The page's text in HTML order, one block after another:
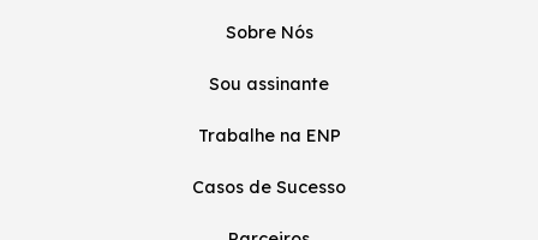
Sobre Nós
Sou assinante
Trabalhe na ENP
Casos de Sucesso